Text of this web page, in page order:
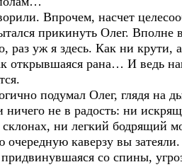
Впрочем, насчет
прикинуть Олег. Вполне
раз уж я здесь. Как ни крути,
открывшаяся рана… И ведь
подумал Олег, глядя на
ничего не в радость: ни
ни легкий бодрящий
очередную каверзу вы затеяли.
со спины,